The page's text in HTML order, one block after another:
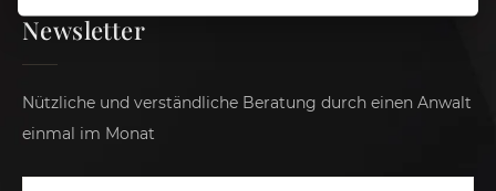
Newsletter
Nützliche und verständliche Beratung durch einen Anwalt
einmal im Monat